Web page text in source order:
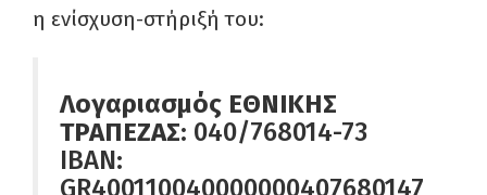
η ενίσχυση-στήριξή του:
Λογαριασμός ΕΘΝΙΚΗΣ
ΤΡΑΠΕΖΑΣ: 040/768014-73
ΙΒΑΝ:
GR400110040000000407680147